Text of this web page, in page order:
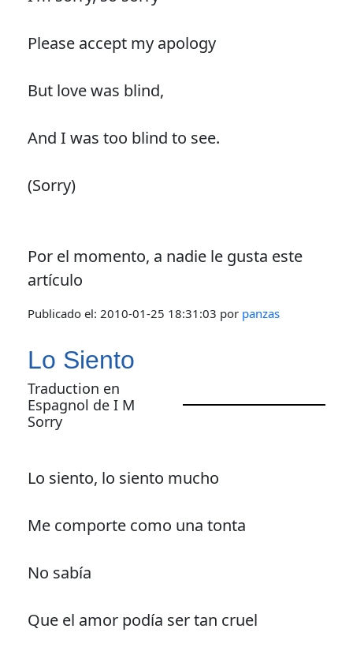
Please accept my apology
But love was blind,
And I was too blind to see.
(Sorry)
Por el momento, a nadie le gusta este
artículo
Publicado el: 2010-01-25 18:31:03 por panzas
Lo Siento
Traduction en
Espagnol de I M
Sorry
Lo siento, lo siento mucho
Me comporte como una tonta
No sabía
Que el amor podía ser tan cruel